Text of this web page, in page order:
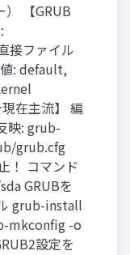
） 【GRUB
ファイル
: default,
在主流】 編
映: grub-
grub.cfg
！ コマンド
GRUBを
grub-install
mkconfig -o
設定を